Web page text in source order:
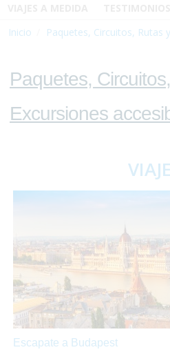
Inicio
Paquetes, Circuitos, Rutas
Paquetes,
Excursiones
Escapate a Budapest